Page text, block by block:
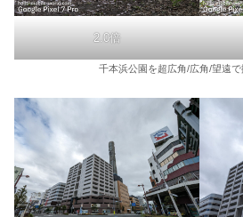
2.0倍
千本浜公園を超広角/広角/望遠